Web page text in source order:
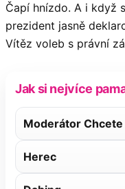
Čapí hnízdo. A i když
prezident jasně
Vítěz voleb s právní
Jak si nejvíce
Moderátor
Herec